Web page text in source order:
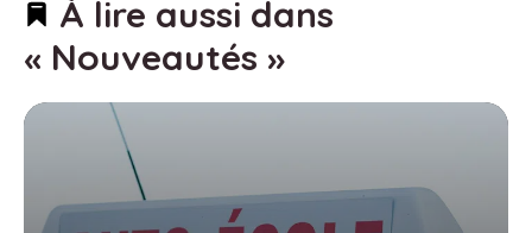
À lire aussi dans
« Nouveautés »